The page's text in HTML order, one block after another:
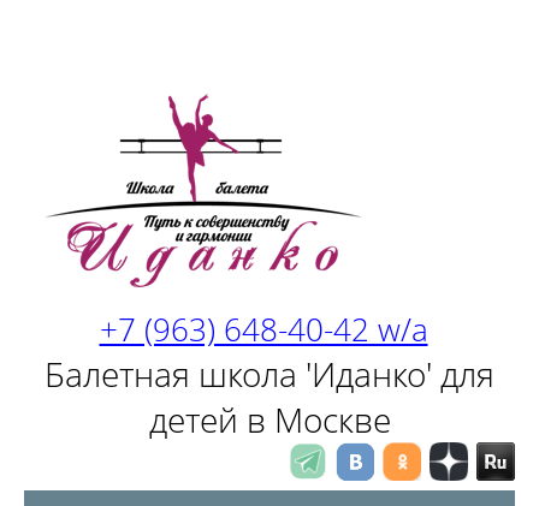
+7 (963) 648-40-42 w/a
Балетная школа 'Иданко' для
детей в Москве